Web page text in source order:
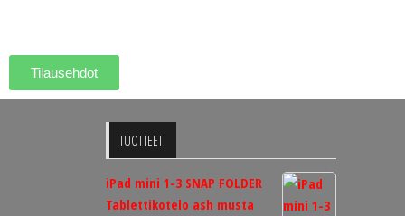
Tilausehdot
TUOTTEET
iPad mini 1-3 SNAP FOLDER
Tablettikotelo ash musta